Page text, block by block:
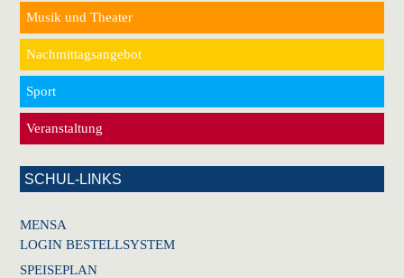
Musik und Theater
Nachmittagsangebot
Sport
Veranstaltung
SCHUL-LINKS
MENSA
LOGIN BESTELLSYSTEM
SPEISEPLAN